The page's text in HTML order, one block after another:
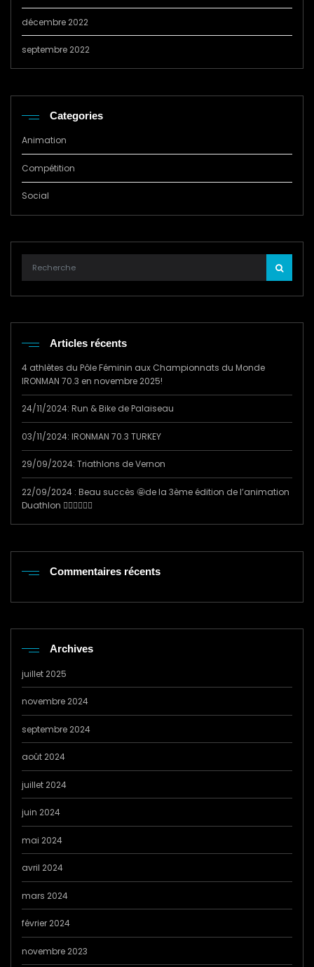
décembre 2022
septembre 2022
Categories
Animation
Compétition
Social
Articles récents
4 athlètes du Pôle Féminin aux Championnats du Monde
IRONMAN 70.3 en novembre 2025!
24/11/2024: Run & Bike de Palaiseau
03/11/2024: IRONMAN 70.3 TURKEY
29/09/2024: Triathlons de Vernon
22/09/2024 : Beau succès 🤩de la 3ème édition de l’animation
Duathlon 🏃‍♂️🚴‍♀️🏃‍♂️
Commentaires récents
Archives
juillet 2025
novembre 2024
septembre 2024
août 2024
juillet 2024
juin 2024
mai 2024
avril 2024
mars 2024
février 2024
novembre 2023